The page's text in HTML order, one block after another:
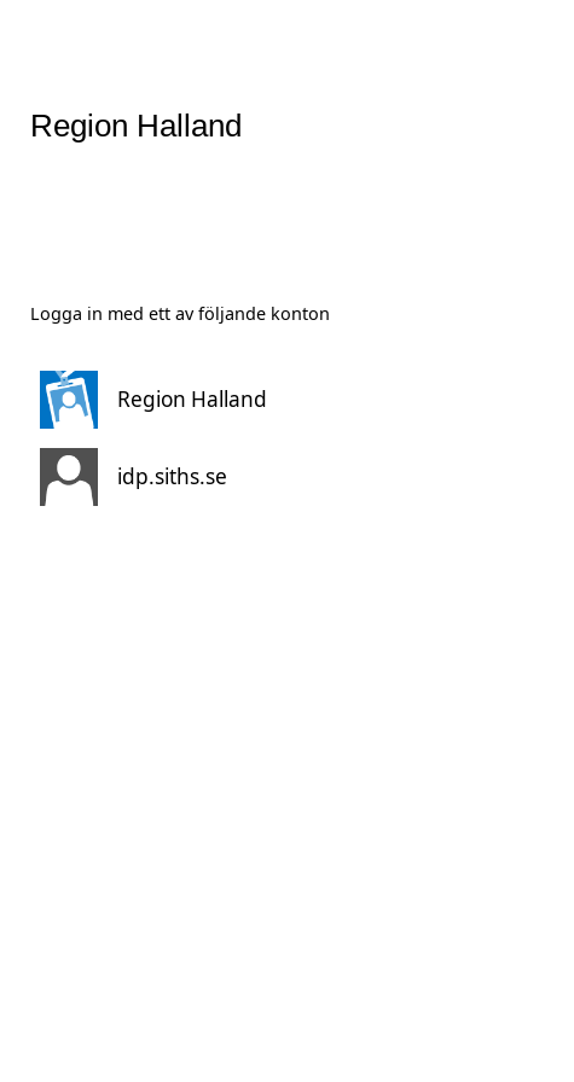
Region Halland
Logga in med ett av följande konton
Region Halland
idp.siths.se